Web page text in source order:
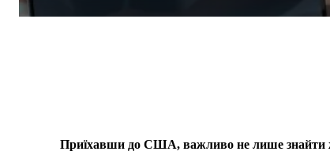
Приїхавши до США, важливо не лише знайти